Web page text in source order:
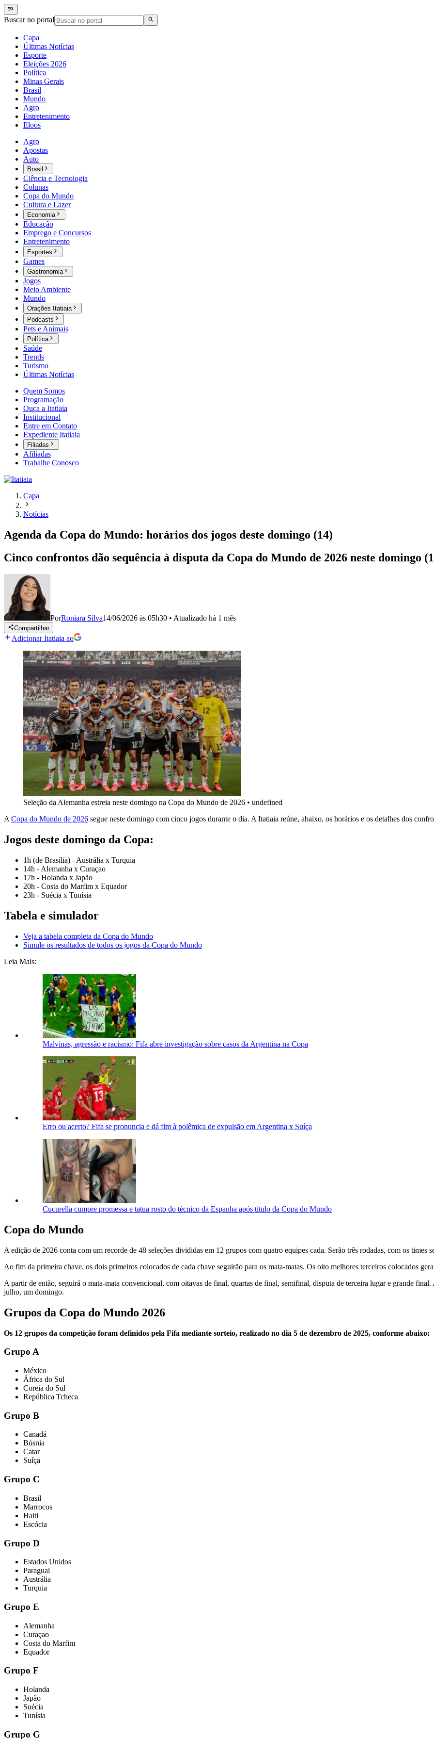
Buscar no portal
Capa
Últimas Notícias
Esporte
Eleições 2026
Política
Minas Gerais
Brasil
Mundo
Agro
Entretenimento
Eloos
Agro
Apostas
Auto
Brasil
Ciência e Tecnologia
Colunas
Copa do Mundo
Cultura e Lazer
Economia
Educação
Emprego e Concursos
Entretenimento
Esportes
Games
Gastronomia
Jogos
Meio Ambiente
Mundo
Orações Itatiaia
Podcasts
Pets e Animais
Política
Saúde
Trends
Turismo
Últimas Notícias
Quem Somos
Programação
Ouça a Itatiaia
Institucional
Entre em Contato
Expediente Itatiaia
Filiadas
Afiliadas
Trabalhe Conosco
Capa
Notícias
Agenda da Copa do Mundo: horários dos jogos deste domingo (14)
Cinco confrontos dão sequência à disputa da Copa do Mundo de 2026 neste domingo
PorRoniara Silva14/06/2026 às 05h30 • Atualizado há 1 mês
Compartilhar
Adicionar Itatiaia ao
Seleção da Alemanha estreia neste domingo na Copa do Mundo de 2026 • undefined
A Copa do Mundo de 2026 segue neste domingo com cinco jogos durante o dia. A Itatiaia reúne, abaixo, os horários e os detalhes dos
Jogos deste domingo da Copa:
1h (de Brasília) - Austrália x Turquia
14h - Alemanha x Curaçao
17h - Holanda x Japão
20h - Costa do Marfim x Equador
23h - Suécia x Tunísia
Tabela e simulador
Veja a tabela completa da Copa do Mundo
Simule os resultados de todos os jogos da Copa do Mundo
Leia Mais:
Malvinas, agressão e racismo: Fifa abre investigação sobre casos da Argentina na Copa
Erro ou acerto? Fifa se pronuncia e dá fim à polêmica de expulsão em Argentina x Suíça
Cucurella cumpre promessa e tatua rosto do técnico da Espanha após título da Copa do Mundo
Copa do Mundo
A edição de 2026 conta com um recorde de 48 seleções divididas em 12 grupos com quatro equipes cada. Serão três rodadas, com os times
Ao fim da primeira chave, os dois primeiros colocados de cada chave seguirão para os mata-matas. Os oito melhores terceiros colocados
A partir de então, seguirá o mata-mata convencional, com oitavas de final, quartas de final, semifinal, disputa de terceira lugar e grande
julho, um domingo.
Grupos da Copa do Mundo 2026
Os 12 grupos da competição foram definidos pela Fifa mediante sorteio, realizado no dia 5 de dezembro de 2025, conforme abaixo:
Grupo A
México
África do Sul
Coreia do Sul
República Tcheca
Grupo B
Canadá
Bósnia
Catar
Suíça
Grupo C
Brasil
Marrocos
Haiti
Escócia
Grupo D
Estados Unidos
Paraguai
Austrália
Turquia
Grupo E
Alemanha
Curaçao
Costa do Marfim
Equador
Grupo F
Holanda
Japão
Suécia
Tunísia
Grupo G